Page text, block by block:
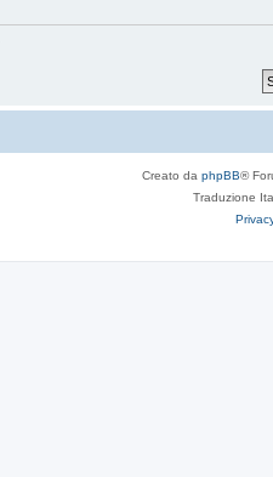
Creato da phpBB®
Traduzione